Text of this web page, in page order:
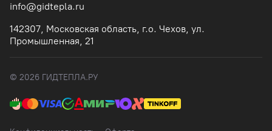
info@gidtepla.ru
142307, Московская область, г.о. Чехов, ул.
Промышленная, 21
© 2026 ГИДТЕПЛА.РУ